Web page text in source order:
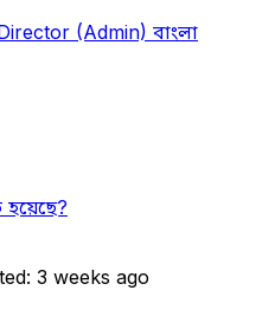
(Admin) বাংলা
3 weeks ago